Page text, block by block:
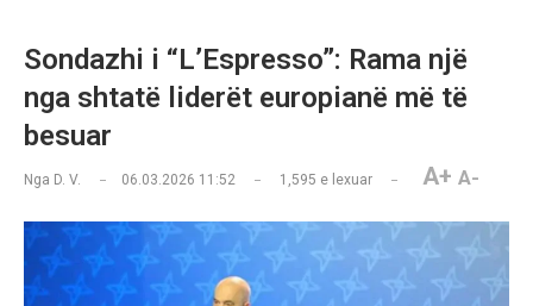
Sondazhi i “L’Espresso”: Rama një
nga shtatë liderët europianë më të
besuar
Nga D. V. 06.03.2026 11:52 1,595 e lexuar A+ A-